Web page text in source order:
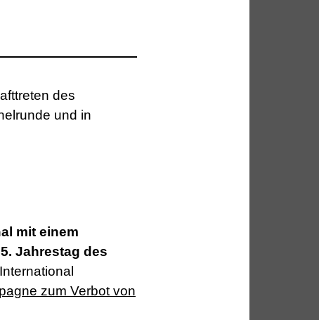
des
und in
mit einem
Jahrestag des
zum Verbot von